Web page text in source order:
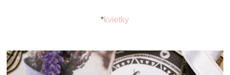
*kvietky